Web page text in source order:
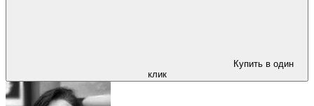
Купить в один
клик